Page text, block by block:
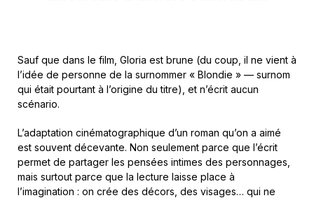
Sauf que dans le film, Gloria est brune (du coup, il ne vient à
l’idée de personne de la surnommer « Blondie » — surnom
qui était pourtant à l’origine du titre), et n’écrit aucun
scénario.
L’adaptation cinématographique d’un roman qu’on a aimé
est souvent décevante. Non seulement parce que l’écrit
permet de partager les pensées intimes des personnages,
mais surtout parce que la lecture laisse place à
l’imagination : on crée des décors, des visages… qui ne